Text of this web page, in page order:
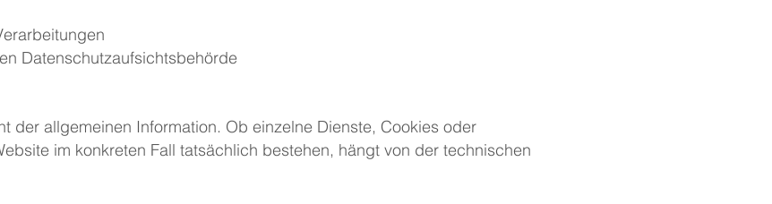
Datenschutzaufsichtsbehörd​e
der allgemeinen Information. Ob einzelne Dienste, Cookies oder
im konkreten Fall tatsächlich bestehen, hängt von der technischen